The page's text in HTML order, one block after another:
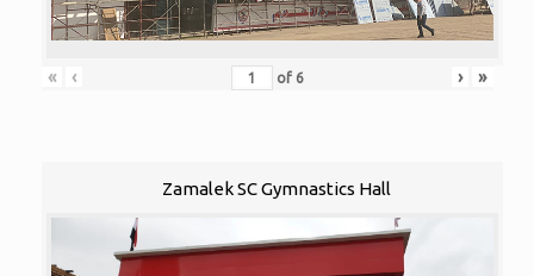
« ‹ of 6 › »
Zamalek SC Gymnastics Hall